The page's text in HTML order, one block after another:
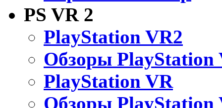
PS VR 2
PlayStation VR2
Обзоры PlayStation
PlayStation VR
Обзоры PlayStation